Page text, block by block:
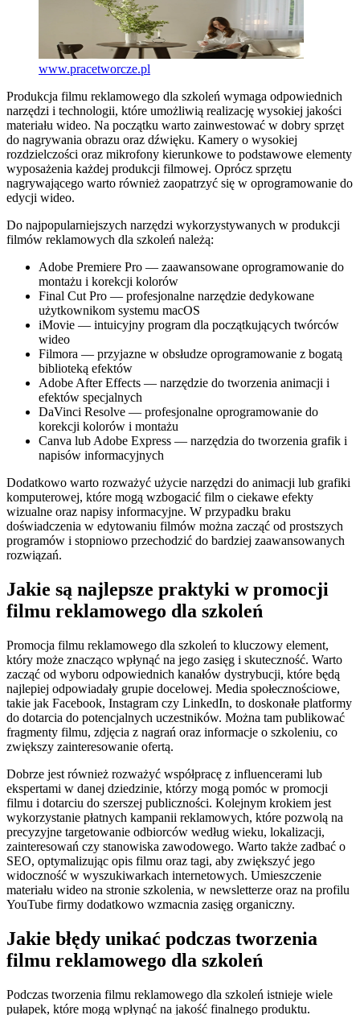
www.pracetworcze.pl
Produkcja filmu reklamowego dla szkoleń wymaga odpowiednich
narzędzi i technologii, które umożliwią realizację wysokiej jakości
materiału wideo. Na początku warto zainwestować w dobry sprzęt
do nagrywania obrazu oraz dźwięku. Kamery o wysokiej
rozdzielczości oraz mikrofony kierunkowe to podstawowe elementy
wyposażenia każdej produkcji filmowej. Oprócz sprzętu
nagrywającego warto również zaopatrzyć się w oprogramowanie do
edycji wideo.
Do najpopularniejszych narzędzi wykorzystywanych w produkcji
filmów reklamowych dla szkoleń należą:
Adobe Premiere Pro — zaawansowane oprogramowanie do
montażu i korekcji kolorów
Final Cut Pro — profesjonalne narzędzie dedykowane
użytkownikom systemu macOS
iMovie — intuicyjny program dla początkujących twórców
wideo
Filmora — przyjazne w obsłudze oprogramowanie z bogatą
biblioteką efektów
Adobe After Effects — narzędzie do tworzenia animacji i
efektów specjalnych
DaVinci Resolve — profesjonalne oprogramowanie do
korekcji kolorów i montażu
Canva lub Adobe Express — narzędzia do tworzenia grafik i
napisów informacyjnych
Dodatkowo warto rozważyć użycie narzędzi do animacji lub grafiki
komputerowej, które mogą wzbogacić film o ciekawe efekty
wizualne oraz napisy informacyjne. W przypadku braku
doświadczenia w edytowaniu filmów można zacząć od prostszych
programów i stopniowo przechodzić do bardziej zaawansowanych
rozwiązań.
Jakie są najlepsze praktyki w promocji
filmu reklamowego dla szkoleń
Promocja filmu reklamowego dla szkoleń to kluczowy element,
który może znacząco wpłynąć na jego zasięg i skuteczność. Warto
zacząć od wyboru odpowiednich kanałów dystrybucji, które będą
najlepiej odpowiadały grupie docelowej. Media społecznościowe,
takie jak Facebook, Instagram czy LinkedIn, to doskonałe platformy
do dotarcia do potencjalnych uczestników. Można tam publikować
fragmenty filmu, zdjęcia z nagrań oraz informacje o szkoleniu, co
zwiększy zainteresowanie ofertą.
Dobrze jest również rozważyć współpracę z influencerami lub
ekspertami w danej dziedzinie, którzy mogą pomóc w promocji
filmu i dotarciu do szerszej publiczności. Kolejnym krokiem jest
wykorzystanie płatnych kampanii reklamowych, które pozwolą na
precyzyjne targetowanie odbiorców według wieku, lokalizacji,
zainteresowań czy stanowiska zawodowego. Warto także zadbać o
SEO, optymalizując opis filmu oraz tagi, aby zwiększyć jego
widoczność w wyszukiwarkach internetowych. Umieszczenie
materiału wideo na stronie szkolenia, w newsletterze oraz na profilu
YouTube firmy dodatkowo wzmacnia zasięg organiczny.
Jakie błędy unikać podczas tworzenia
filmu reklamowego dla szkoleń
Podczas tworzenia filmu reklamowego dla szkoleń istnieje wiele
pułapek, które mogą wpłynąć na jakość finalnego produktu.